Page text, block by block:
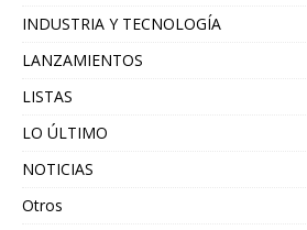
INDUSTRIA Y TECNOLOGÍA
LANZAMIENTOS
LISTAS
LO ÚLTIMO
NOTICIAS
Otros